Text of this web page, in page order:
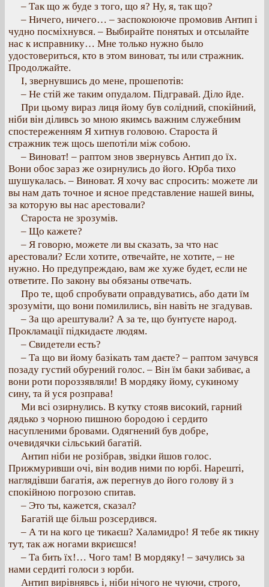
– Так що ж буде з того, що я? Ну, я, так що?
– Ничего, ничего… – заспокоююче промовив Антип і
чудно посміхнувся. – Выбирайте понятых и отсылайте
нас к исправнику… Мне только нужно было
удостовериться, кто в этом виноват, ты или стражник.
Продолжайте.
І, звернувшись до мене, прошепотів:
– Не стій же таким опудалом. Підгравай. Діло йде.
При цьому вираз лиця йому був солідний, спокійний,
ніби він діливсь зо мною якимсь важним служебним
спостереженням Я хитнув головою. Староста й
стражник теж щось шепотіли між собою.
– Виноват! – раптом знов звернувсь Антип до їх.
Вони обоє зараз же озирнулись до його. Юрба тихо
шушукалась. – Виноват. Я хочу вас спросить: можете ли
вы нам дать точное и ясное представление нашей вины,
за которую вы нас арестовали?
Староста не зрозумів.
– Що кажете?
– Я говорю, можете ли вы сказать, за что нас
арестовали? Если хотите, отвечайте, не хотите, – не
нужно. Но предупреждаю, вам же хуже будет, если не
ответите. По закону вы обязаны отвечать.
Про те, щоб спробувати оправдуватись, або дати їм
зрозуміти, що вони помилились, він навіть не згадував.
– За що арештували? А за те, що бунтуєте народ.
Прокламації підкидаєте людям.
– Свидетели есть?
– Та що ви йому базікать там даєте? – раптом зачувся
позаду густий обурений голос. – Він їм баки забиває, а
вони роти пороззявляли! В мордяку йому, сукиному
сину, та й уся розправа!
Ми всі озирнулись. В кутку стояв високий, гарний
дядько з чорною пишною бородою і сердито
насупленими бровами. Одягнений був добре,
очевидячки сільський багатій.
Антип ніби не розібрав, звідки йшов голос.
Прижмуривши очі, він водив ними по юрбі. Нарешті,
наглядівши багатія, аж перегнув до його голову й з
спокійною погрозою спитав.
– Это ты, кажется, сказал?
Багатій ще більш розсердився.
– А ти на кого це тикаєш? Халамидро! Я тебе як тикну
тут, так аж ногами вкриєшся!
– Та бить їх!… Чого там! В мордяку! – зачулись за
нами сердиті голоси з юрби.
Антип вирівнявсь і, ніби нічого не чуючи, строго,